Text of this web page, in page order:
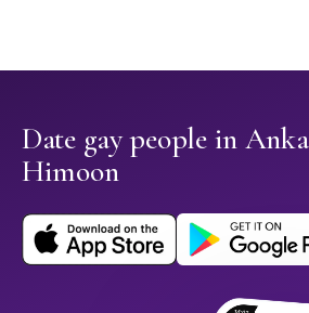
Date gay people in
Himoon